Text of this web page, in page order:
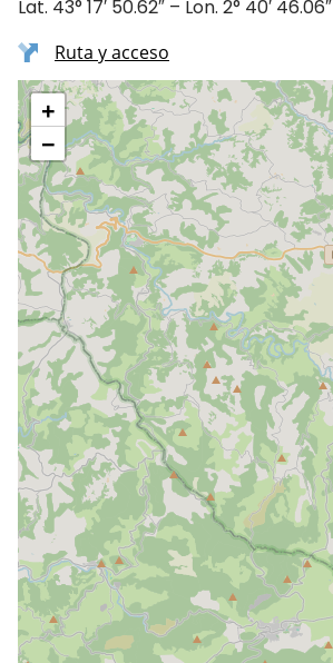
Lat. 43° 17′ 50.62″ – Lon. 2° 40′ 46.06″
Ruta y acceso
+
−